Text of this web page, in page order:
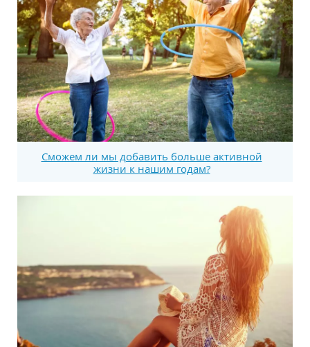
Сможем ли мы добавить больше активной
жизни к нашим годам?